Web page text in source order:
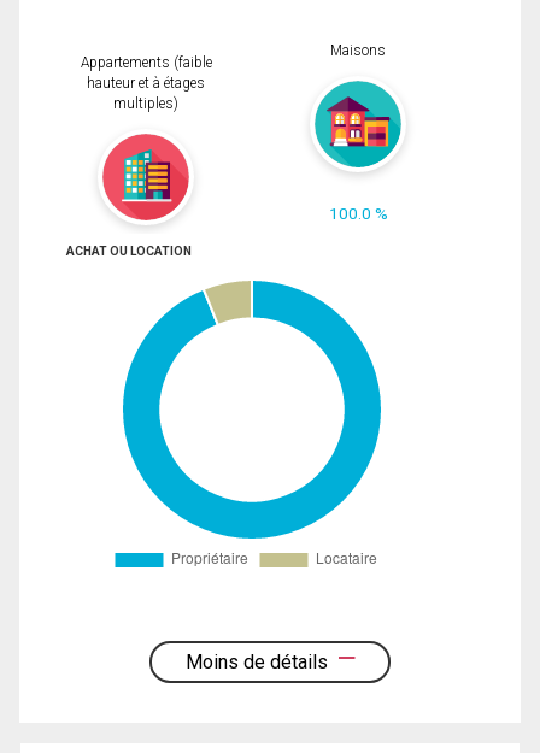
Appartements (faible
hauteur et à étages
multiples)
Maisons
100.0 %
ACHAT OU LOCATION
Moins de détails